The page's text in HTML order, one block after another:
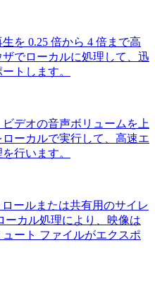
を 0.25 倍から 4 倍まで高
でローカルに処理して、迅
トします。
デオの音声ボリュームを上
ーカルで実行して、高速エ
行います。
ールまたは共有用のサイレ
ーカル処理により、映像は
ート ファイルがエクスポ